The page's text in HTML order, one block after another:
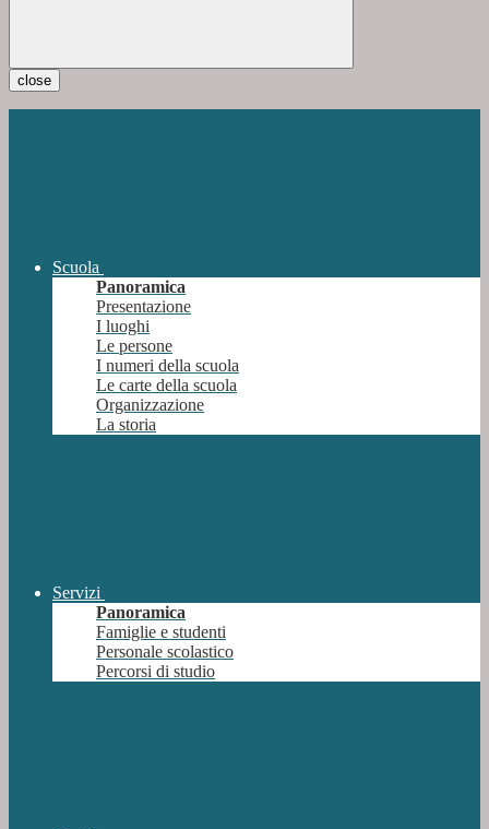
close
Scuola
Panoramica
Presentazione
I luoghi
Le persone
I numeri della scuola
Le carte della scuola
Organizzazione
La storia
Servizi
Panoramica
Famiglie e studenti
Personale scolastico
Percorsi di studio